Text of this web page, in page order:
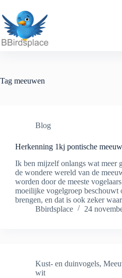
naar
de
inhoud
Tag meeuwen
Blog
Herkenning 1kj pontische meeuw
Ik ben mijzelf onlangs wat meer
de wondere wereld van de
worden door de meeste
moeilijke vogelgroep beschouwt
brengen, en dat is ook zeker
Bbirdsplace
24
Kust- en duinvogels,
wit